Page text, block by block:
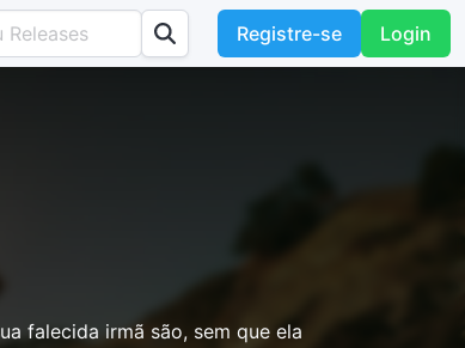
Registre-se Login
falecida irmã são, sem que ela